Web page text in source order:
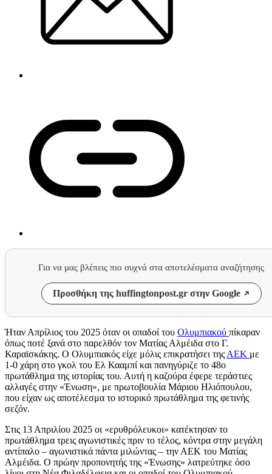
Για να μας βλέπεις πιο συχνά στα αποτελέσματα αναζήτησης
Προσθήκη της huffingtonpost.gr στην Google
Ήταν Απρίλιος του 2025 όταν οι οπαδοί του Ολυμπιακού πίκαραν
όπως ποτέ ξανά στο παρελθόν τον Ματίας Αλμέιδα στο Γ.
Καραϊσκάκης. Ο Ολυμπιακός είχε μόλις επικρατήσει της ΑΕΚ με
1-0 χάρη στο γκολ του Ελ Κααμπί και πανηγύριζε το 48ο
πρωτάθλημα της ιστορίας του. Αυτή η καζούρα έφερε τεράστιες
αλλαγές στην «Ένωση», με πρωτοβουλία Μάριου Ηλιόπουλου,
που είχαν ως αποτέλεσμα το ιστορικό πρωτάθλημα της φετινής
σεζόν.
Στις 13 Απριλίου 2025 οι «ερυθρόλευκοι» κατέκτησαν το
πρωτάθλημα τρεις αγωνιστικές πριν το τέλος, κόντρα στην μεγάλη
αντίπαλο – αγωνιστικά πάντα μιλώντας – την ΑΕΚ του Ματίας
Αλμέιδα. Ο πρώην προπονητής της «Ένωσης» λατρεύτηκε όσο